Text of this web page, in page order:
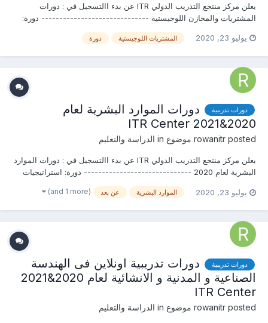
يعلن مركز منتجع التدريب الدولي ITR عن بدء االتسجيل في : دورات
المشتريات والمخازن اللوجيستية ------------------------------ دورة:
الت...يوليو 23, 2020 المشتريات اللوجيستية دورة
دورات تدريبية
دورات الموارد البشرية لعام
2020&2021 ITR Center
rowanitr posted موضوع in الدراسة والتعليم
يعلن مركز منتجع التدريب الدولي ITR عن بدء االتسجيل في : دورات الموارد
البشرية لعام 2020 ------------------------------ دورة: استراتيجيات
والتطوير...
يوليو 23, 2020 الموارد البشرية عن بعد (and 1 more)
دورات تدريبية
دورات تدريبية اونلاين فى الهندسة
الصناعية و المدنية و الانشائية لعام 2020&2021
ITR Center
rowanitr posted موضوع in الدراسة والتعليم